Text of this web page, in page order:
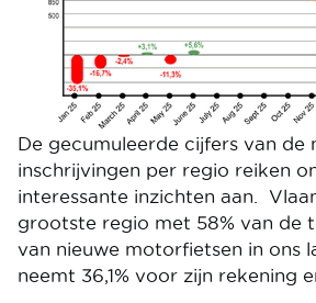
De gecumuleerde cijfers van de
inschrijvingen per regio reiken
interessante inzichten aan.
grootste regio met 58% van de
van nieuwe motorfietsen in ons
neemt 36,1% voor zijn rekening